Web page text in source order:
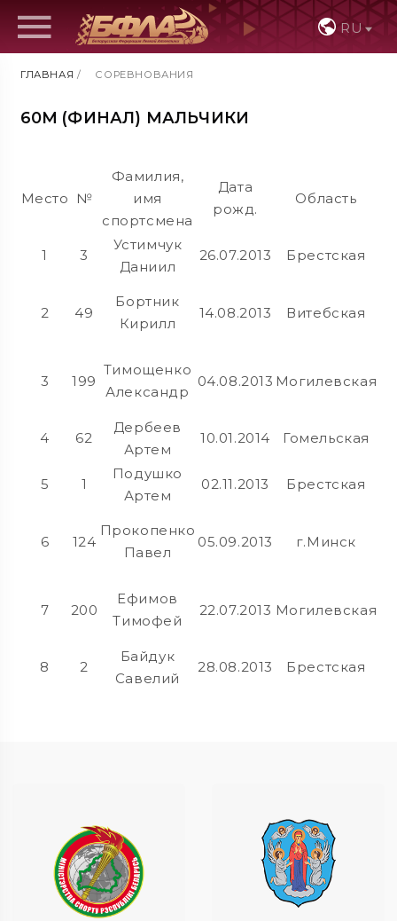
RU
ГЛАВНАЯ / СОРЕВНОВАНИЯ
60М (ФИНАЛ) МАЛЬЧИКИ
Место №
Фамилия,
имя
спортсмена
Дата
рожд.
Область
1 3
Устимчук
Даниил
26.07.2013 Брестская
2 49
Бортник
Кирилл
14.08.2013 Витебская
3 199
Тимощенко
Александр
04.08.2013 Могилевская
4 62
Дербеев
Артем
10.01.2014 Гомельская
5 1
Подушко
Артем
02.11.2013 Брестская
6 124
Прокопенко
Павел
05.09.2013 г.Минск
7 200
Ефимов
Тимофей
22.07.2013 Могилевская
8 2
Байдук
Савелий
28.08.2013 Брестская